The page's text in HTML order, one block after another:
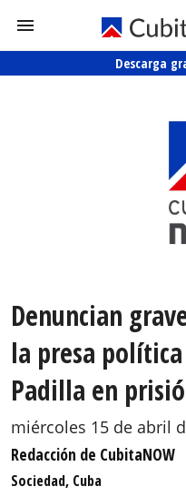
Descarga
Denuncian
la presa
Padilla en
miércoles 15 de abril
Redacción de CubitaNOW
Sociedad, Cuba